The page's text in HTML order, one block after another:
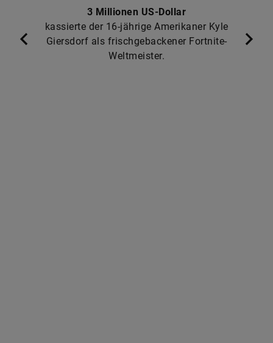
3 Millionen US-Dollar
kassierte der 16-jährige Amerikaner Kyle
Giersdorf als frischgebackener Fortnite-
Weltmeister.